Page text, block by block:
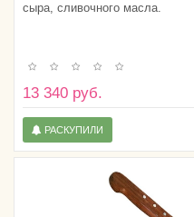
сыра, сливочного масла.
13 340 руб.
РАСКУПИЛИ